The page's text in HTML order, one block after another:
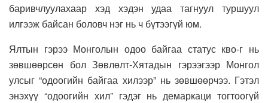
баривчлуулахаар хэд хэдэн удаа тагнуул туршуул
илгээж байсан боловч нэг нь ч бүтээгүй юм.
Ялтын гэрээ Монголын одоо байгаа статус кво-г нь
зөвшөөрсөн бол Зөвлөлт-Хятадын гэрээгээр Монгол
улсыг “одоогийн байгаа хилээр” нь зөвшөөрчээ. Гэтэл
энэхүү “одоогийн хил” гэдэг нь демаркаци тогтоогүй